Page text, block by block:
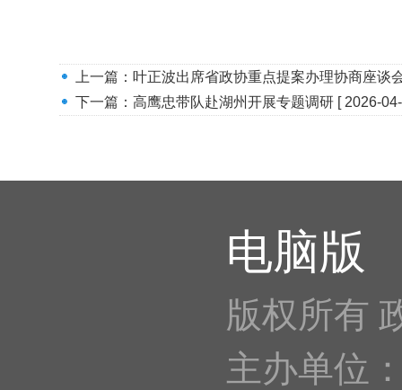
上一篇： 叶正波出席省政协重点提案办理协商座谈
下一篇： 高鹰忠带队赴湖州开展专题调研 [ 2026-
电脑版
版权所有
主办单位